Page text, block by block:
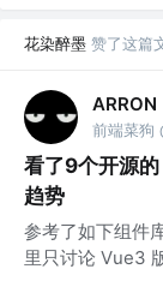
花染醉墨 赞了这篇
ARRON
看了9个开源
趋势
参考了如下组件
里只讨论 Vue3